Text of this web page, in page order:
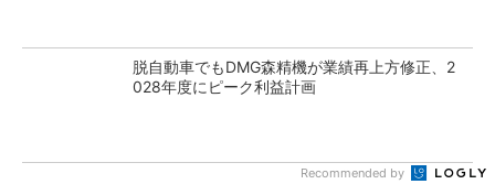
脱自動車でもDMG森精機が業績再上方修正、2
028年度にピーク利益計画
Recommended by